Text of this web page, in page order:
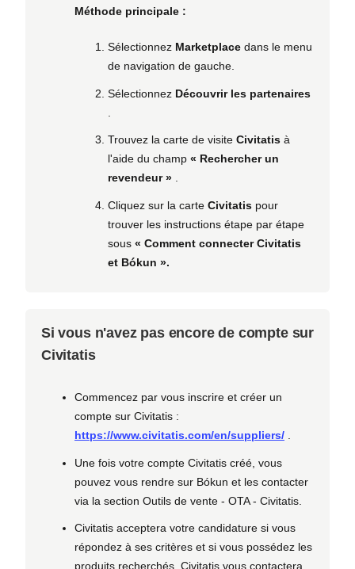
Méthode principale :
Sélectionnez Marketplace dans le menu
de navigation de gauche.
Sélectionnez Découvrir les partenaires
Trouvez la carte de visite Civitatis à
l'aide du champ « Rechercher un
revendeur » .
Cliquez sur la carte Civitatis pour
trouver les instructions étape par étape
sous « Comment connecter Civitatis
et Bókun ».
Si vous n'avez pas encore de compte sur
Civitatis
Commencez par vous inscrire et créer un
compte sur Civitatis :
https://www.civitatis.com/en/suppliers/ .
Une fois votre compte Civitatis créé, vous
pouvez vous rendre sur Bókun et les contacter
via la section Outils de vente - OTA - Civitatis.
Civitatis acceptera votre candidature si vous
répondez à ses critères et si vous possédez les
produits recherchés. Civitatis vous contactera